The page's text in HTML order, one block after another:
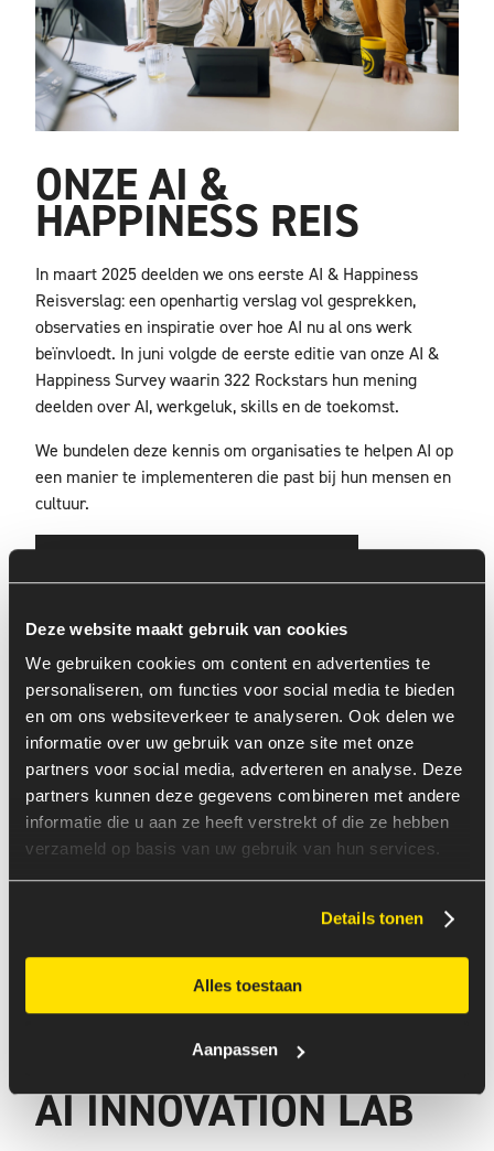
Deze website maakt gebruik van cookies
We gebruiken cookies om content en advertenties te
personaliseren, om functies voor social media te bieden
en om ons websiteverkeer te analyseren. Ook delen we
informatie over uw gebruik van onze site met onze
partners voor social media, adverteren en analyse. Deze
partners kunnen deze gegevens combineren met andere
informatie die u aan ze heeft verstrekt of die ze hebben
verzameld op basis van uw gebruik van hun services.
Details tonen
Alles toestaan
Aanpassen
ONZE AI &
HAPPINESS REIS
In maart 2025 deelden we ons eerste AI & Happiness
Reisverslag: een openhartig verslag vol gesprekken,
observaties en inspiratie over hoe AI nu al ons werk
beïnvloedt. In juni volgde de eerste editie van onze AI &
Happiness Survey waarin 322 Rockstars hun mening
deelden over AI, werkgeluk, skills en de toekomst.
We bundelen deze kennis om organisaties te helpen AI op
een manier te implementeren die past bij hun mensen en
cultuur.
AI INNOVATION LAB